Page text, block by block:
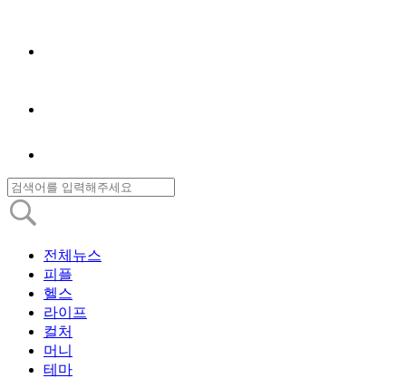
전체뉴스
피플
헬스
라이프
컬처
머니
테마